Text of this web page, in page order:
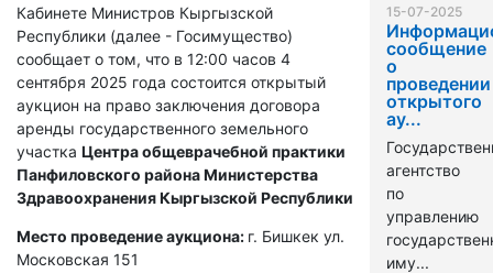
Кабинете Министров Кыргызской
Республики (далее - Госимущество)
сообщает о том, что в 12:00 часов 4
сентября 2025 года состоится открытый
аукцион на право заключения договора
аренды государственного земельного
участка Центра общеврачебной практики
Панфиловского района Министерства
Здравоохранения Кыргызской Республики
Место проведение аукциона: г. Бишкек ул.
Московская 151
15-07-2025
сообщение
о
проведении
открытого
ау...
агентство
по
управлению
иму...